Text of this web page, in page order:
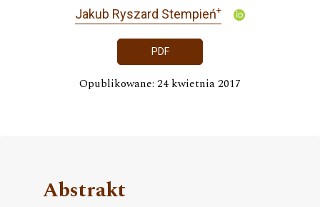
Jakub Ryszard Stempień+
PDF
Opublikowane: 24 kwietnia 2017
Abstrakt